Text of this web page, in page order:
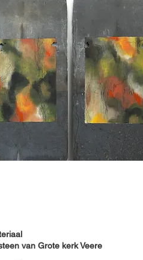
van Grote kerk Veere